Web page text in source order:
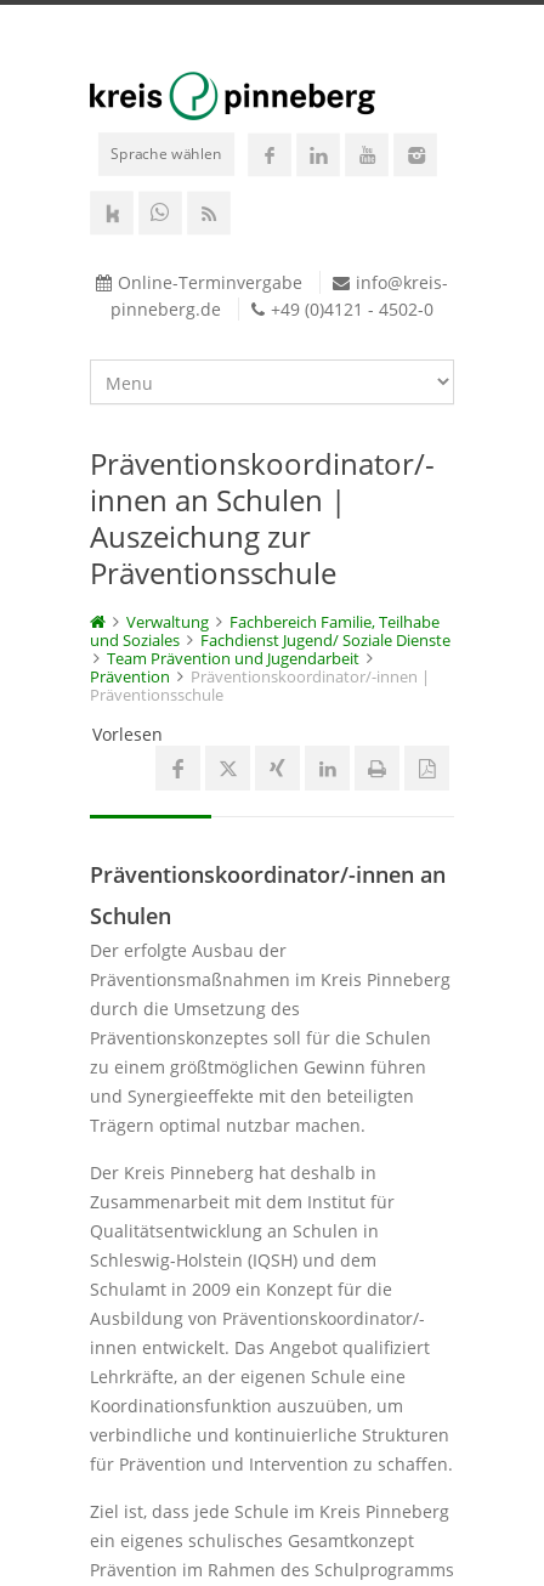
Sprache wählen
Online-Terminvergabe
info@kreis-
pinneberg.de
+49 (0)4121 - 4502-0
Präventionskoordinator/-
innen an Schulen |
Auszeichung zur
Präventionsschule
Verwaltung
Fachbereich Familie, Teilhabe
und Soziales
Fachdienst Jugend/ Soziale Dienste
Team Prävention und Jugendarbeit
Prävention
Präventionskoordinator/-innen |
Präventionsschule
Vorlesen
Präventionskoordinator/-innen an
Schulen
Der erfolgte Ausbau der
Präventionsmaßnahmen im Kreis Pinneberg
durch die Umsetzung des
Präventionskonzeptes soll für die Schulen
zu einem größtmöglichen Gewinn führen
und Synergieeffekte mit den beteiligten
Trägern optimal nutzbar machen.
Der Kreis Pinneberg hat deshalb in
Zusammenarbeit mit dem Institut für
Qualitätsentwicklung an Schulen in
Schleswig-Holstein (IQSH) und dem
Schulamt in 2009 ein Konzept für die
Ausbildung von Präventionskoordinator/-
innen entwickelt. Das Angebot qualifiziert
Lehrkräfte, an der eigenen Schule eine
Koordinationsfunktion auszuüben, um
verbindliche und kontinuierliche Strukturen
für Prävention und Intervention zu schaffen.
Ziel ist, dass jede Schule im Kreis Pinneberg
ein eigenes schulisches Gesamtkonzept
Prävention im Rahmen des Schulprogramms